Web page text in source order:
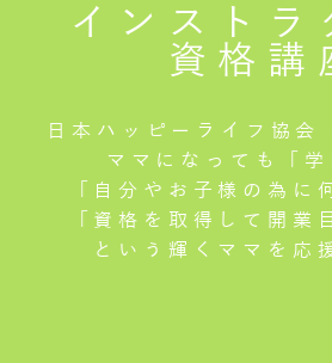
インストラ
資格講
日本ハッピーライフ協会
ママになっても「学
「自分やお子様の為に
「資格を取得して開業
という輝くママを応